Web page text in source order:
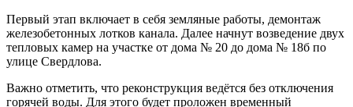
Первый этап включает в себя земляные работы, демонтаж
железобетонных лотков канала. Далее начнут возведение двух
тепловых камер на участке от дома № 20 до дома № 18б по
улице Свердлова.
Важно отметить, что реконструкция ведётся без отключения
горячей воды. Для этого будет проложен временный